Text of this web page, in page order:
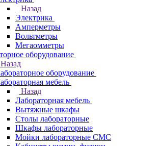
Назад
Электрика
Амперметры
Вольтметры
Мегаомметры
оборудование
Назад
оборудование
мебель
Назад
Лабораторная мебель
Вытяжные шкафы
Столы лабораторные
Шкафы лабораторные
Мойки лабораторные СМС